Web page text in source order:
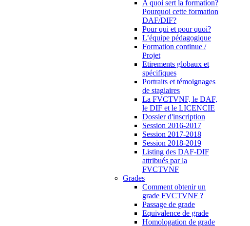
A quoi sert la formation?
Pourquoi cette formation
DAF/DIF?
Pour qui et pour quoi?
L’équipe pédagogique
Formation continue /
Projet
Etirements globaux et
spécifiques
Portraits et témoignages
de stagiaires
La FVCTVNF, le DAF,
le DIF et le LICENCIE
Dossier d'inscription
Session 2016-2017
Session 2017-2018
Session 2018-2019
Listing des DAF-DIF
attribués par la
FVCTVNF
Grades
Comment obtenir un
grade FVCTVNF ?
Passage de grade
Equivalence de grade
Homologation de grade